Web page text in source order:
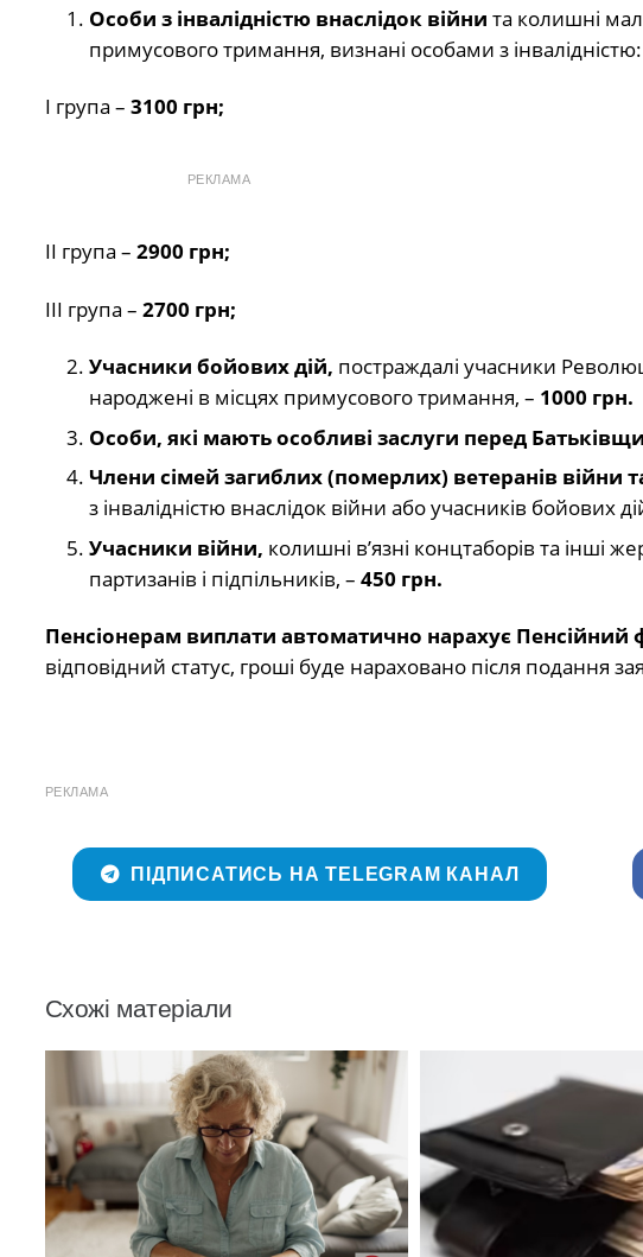
Особи з інвалідністю внаслідок війни та колишні
примусового тримання, визнані особами з інвалідністю:
І група – 3100 грн;
РЕКЛАМА
ІІ група – 2900 грн;
ІІІ група – 2700 грн;
Учасники бойових дій, постраждалі учасники
народжені в місцях примусового тримання, – 1000 грн.
Особи, які мають особливі заслуги перед
Члени сімей загиблих (померлих) ветеранів війни
з інвалідністю внаслідок війни або учасників бойових
Учасники війни, колишні в’язні концтаборів та інші
партизанів і підпільників, – 450 грн.
Пенсіонерам виплати автоматично нарахує Пенсійний
відповідний статус, гроші буде нараховано після подання
РЕКЛАМА
ПІДПИСАТИСЬ НА TELEGRAM КАНАЛ
Схожі матеріали